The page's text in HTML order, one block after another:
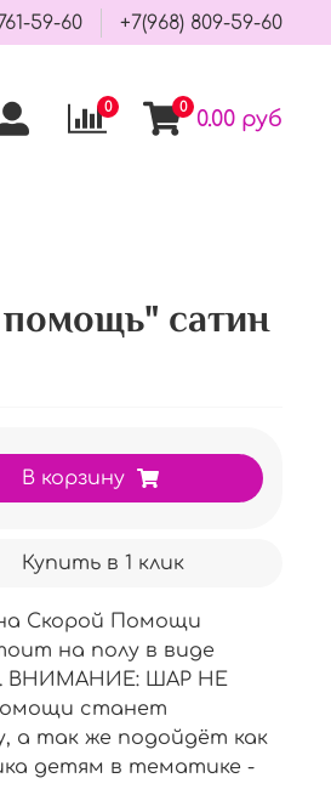
59-60 +7(968) 809-59-60
0 0 0.00 руб
сатин
В корзину
Купить в 1 клик
Скорой Помощи
на полу в виде
ВНИМАНИЕ: ШАР НЕ
станет
а так же подойдёт как
детям в тематике -